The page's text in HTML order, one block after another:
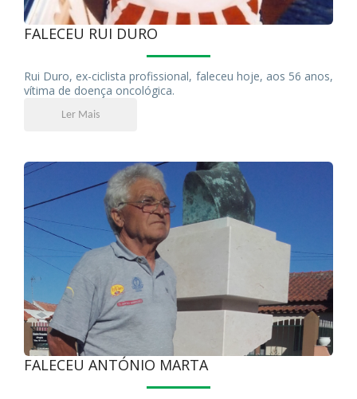
FALECEU RUI DURO
Rui Duro, ex-ciclista profissional, faleceu hoje, aos 56 anos,
vítima de doença oncológica.
Ler Mais
FALECEU ANTÓNIO MARTA